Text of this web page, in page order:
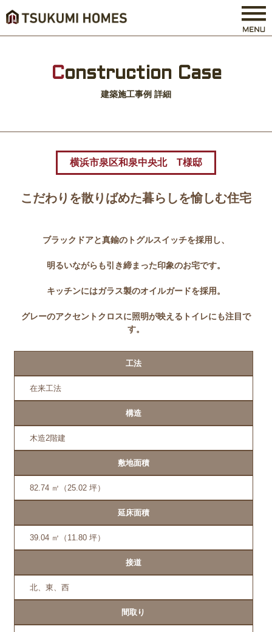
Construction Case
建築施工事例 詳細
横浜市泉区和泉中央北 T様邸
こだわりを散りばめた暮らしを愉しむ住宅
ブラックドアと真鍮のトグルスイッチを採用し、
明るいながらも引き締まった印象のお宅です。
キッチンにはガラス製のオイルガードを採用。
グレーのアクセントクロスに照明が映えるトイレにも注目で
す。
工法
在来工法
構造
木造2階建
敷地面積
82.74 ㎡（25.02 坪）
延床面積
39.04 ㎡（11.80 坪）
接道
北、東、西
間取り